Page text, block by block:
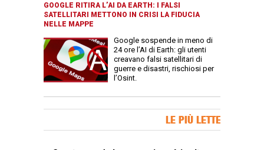
GOOGLE RITIRA L’AI DA EARTH: I FALSI
SATELLITARI METTONO IN CRISI LA FIDUCIA
NELLE MAPPE
Google sospende in meno di
24 ore l’AI di Earth: gli utenti
creavano falsi satellitari di
guerre e disastri, rischiosi per
l’Osint.
LE PIÙ LETTE